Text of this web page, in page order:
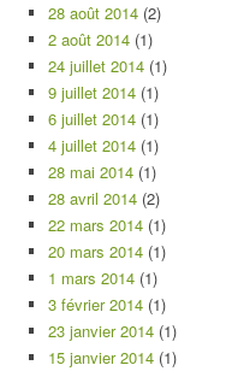
28 août 2014 (2)
2 août 2014 (1)
24 juillet 2014 (1)
9 juillet 2014 (1)
6 juillet 2014 (1)
4 juillet 2014 (1)
28 mai 2014 (1)
28 avril 2014 (2)
22 mars 2014 (1)
20 mars 2014 (1)
1 mars 2014 (1)
3 février 2014 (1)
23 janvier 2014 (1)
15 janvier 2014 (1)